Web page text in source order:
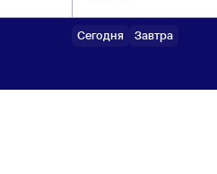
Сегодня Завтра